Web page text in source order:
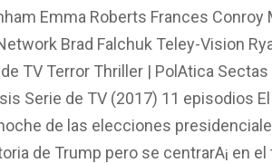
Emma Roberts Frances
Brad Falchuk Teley-Vision
TV Terror Thriller | PolA­tica
Serie de TV (2017) 11 episodios
de las elecciones
de Trump pero se centrarA¡ en